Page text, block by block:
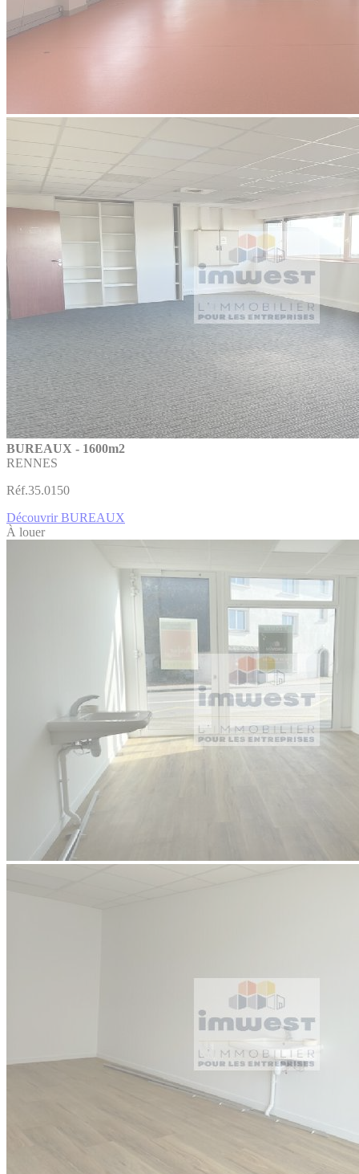
BUREAUX - 1600m2
RENNES
Réf.35.0150
Découvrir BUREAUX
À louer